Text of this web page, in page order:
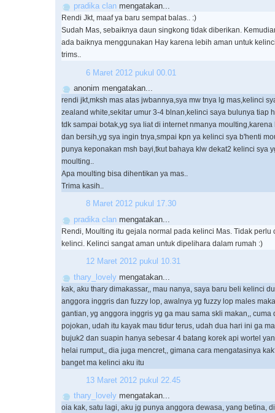
pradika clan mengatakan...
Rendi Jkt, maaf ya baru sempat balas.. :)
Sudah Mas, sebaiknya daun singkong tidak diberikan.
ada baiknya menggunakan Hay karena lebih aman untuk
trims..
6 Maret 2012 pukul 00.01
anonim mengatakan...
rendi jkt,mksh mas atas jwbannya,sya mw tnya lg mas,kelinci
zealand white,sekitar umur 3-4 blnan,kelinci saya bulunya tiap
tdk sampai botak,yg sya liat di internet nmanya moulting,karena
dan bersih,yg sya ingin tnya,smpai kpn ya kelinci sya b'henti
punya keponakan msh bayi,tkut bahaya klw dekat2 kelinci sya
moulting..
Apa moulting bisa dihentikan ya mas..
Trima kasih..
8 Maret 2012 pukul 17.30
pradika clan mengatakan...
Rendi, Moulting itu gejala normal pada kelinci Mas. Tidak perlu
kelinci. Kelinci sangat aman untuk dipelihara dalam rumah :)
12 Maret 2012 pukul 10.31
thary_lovely mengatakan...
kak, aku thary dimakassar,, mau nanya, saya baru beli kelinci
anggora inggris dan fuzzy lop, awalnya yg fuzzy lop males
gantian, yg anggora inggris yg ga mau sama skli makan,, cuma
pojokan, udah itu kayak mau tidur terus, udah dua hari ini ga
bujuk2 dan suapin hanya sebesar 4 batang korek api wortel
helai rumput,, dia juga mencret,, gimana cara mengatasinya
banget ma kelinci aku itu
13 Maret 2012 pukul 22.45
thary_lovely mengatakan...
oia kak, satu lagi, aku jg punya anggora dewasa, yang betina,